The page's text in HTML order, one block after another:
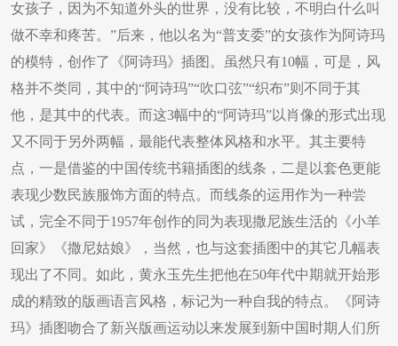
女孩子，因为不知道外头的世界，没有比较，不明白什么叫
做不幸和疼苦。”后来，他以名为“普支委”的女孩作为阿诗玛
的模特，创作了《阿诗玛》插图。虽然只有10幅，可是，风
格并不类同，其中的“阿诗玛”“吹口弦”“织布”则不同于其
他，是其中的代表。而这3幅中的“阿诗玛”以肖像的形式出现
又不同于另外两幅，最能代表整体风格和水平。其主要特
点，一是借鉴的中国传统书籍插图的线条，二是以套色更能
表现少数民族服饰方面的特点。而线条的运用作为一种尝
试，完全不同于1957年创作的同为表现撒尼族生活的《小羊
回家》《撒尼姑娘》，当然，也与这套插图中的其它几幅表
现出了不同。如此，黄永玉先生把他在50年代中期就开始形
成的精致的版画语言风格，标记为一种自我的特点。《阿诗
玛》插图吻合了新兴版画运动以来发展到新中国时期人们所